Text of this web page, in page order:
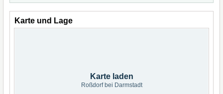
Karte und Lage
Karte laden
Roßdorf bei Darmstadt